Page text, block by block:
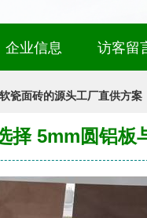
企业信息 访客留
瓷面砖的源头工厂直供方案
择 5mm圆铝